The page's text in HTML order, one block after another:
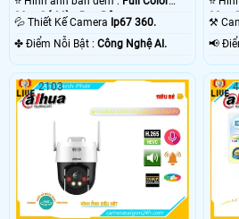
30m Có Màu Ban Ðêm.
💦 Thiết Kế Camera Ip67 360.
️✤ Điểm Nỗi Bật : Công Nghệ AI.
30m
⚒
2103